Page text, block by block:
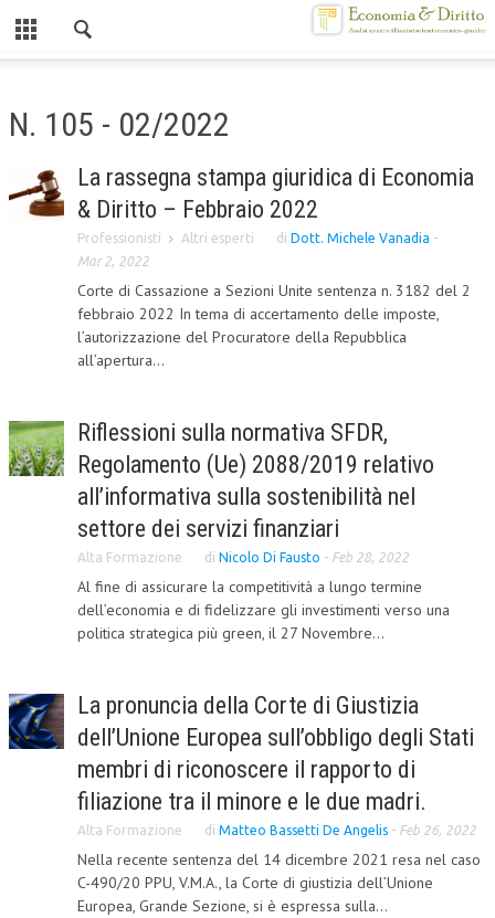
CHI SIAMO
MISSION
ATTO COSTITUTIVO E STATUTO
ORGANIZZAZIONE
DIREZIONE SCIENTIFICA
ALTA FORMAZIONE
CORSI CE.S.E.D.
ARCHIVIO CORSI 2015
DIVENTA SOCIO
LA RIVISTA
LA RIVISTA
COMITATO EDITORIALE
REDAZIONE
PEER REVIEW
N. 105 - 02/2022
La rassegna stampa giuridica di Economia
& Diritto – Febbraio 2022
Professionisti Altri esperti di Dott. Michele Vanadia -
Mar 2, 2022
Corte di Cassazione a Sezioni Unite sentenza n. 3182 del 2
febbraio 2022 In tema di accertamento delle imposte,
l’autorizzazione del Procuratore della Repubblica
all’apertura...
Riflessioni sulla normativa SFDR,
Regolamento (Ue) 2088/2019 relativo
all’informativa sulla sostenibilità nel
settore dei servizi finanziari
Alta Formazione di Nicolo Di Fausto - Feb 28, 2022
Al fine di assicurare la competitività a lungo termine
dell’economia e di fidelizzare gli investimenti verso una
politica strategica più green, il 27 Novembre...
La pronuncia della Corte di Giustizia
dell’Unione Europea sull’obbligo degli Stati
membri di riconoscere il rapporto di
filiazione tra il minore e le due madri.
Alta Formazione di Matteo Bassetti De Angelis - Feb 26, 2022
Nella recente sentenza del 14 dicembre 2021 resa nel caso
C-490/20 PPU, V.M.A., la Corte di giustizia dell’Unione
Europea, Grande Sezione, si è espressa sulla...